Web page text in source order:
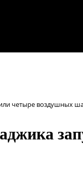
четыре воздушных